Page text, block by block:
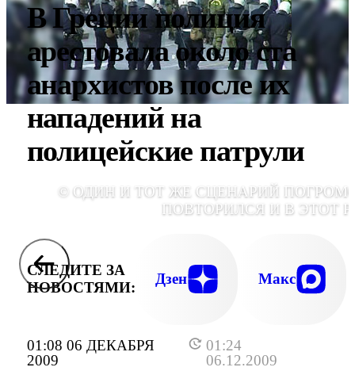
01:08 06 ДЕКАБРЯ
2009
01:24
06.12.2009
В Греции полиция
арестовала около ста
анархистов после их
нападений на
полицейские патрули
© ОДИН И ТОТ ЖЕ СЦЕНАРИЙ
ПОВТОРИЛСЯ И В ЭТОТ
СЛЕДИТЕ ЗА
НОВОСТЯМИ:
Дзен Макс